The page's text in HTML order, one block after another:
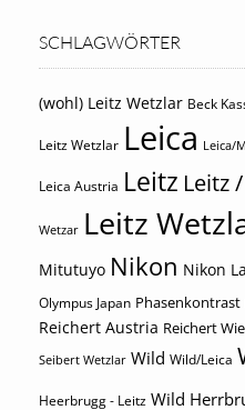
SCHLAGWÖRTER
(wohl) Leitz Wetzlar Beck
Leitz Wetzlar Leica Leica/
Leica Austria Leitz Leitz
Wetzar Leitz
Mitutuyo Nikon Nikon
Olympus Japan Phasenkontrast
Reichert Austria Reichert
Seibert Wetzlar Wild Wild/Leica
Heerbrugg - Leitz Wild